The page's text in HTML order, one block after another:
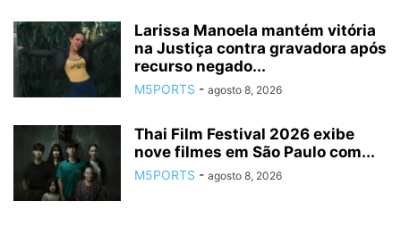
Larissa Manoela mantém vitória
na Justiça contra gravadora após
recurso negado...
M5PORTS - agosto 8, 2026
Thai Film Festival 2026 exibe
nove filmes em São Paulo com...
M5PORTS - agosto 8, 2026